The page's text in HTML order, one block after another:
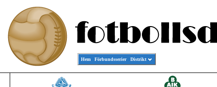
Hem Förbundsserier Distrikt